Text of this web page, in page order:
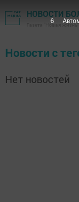
НОВОСТИ
Газета "Новая
Новости с
Нет новостей
6